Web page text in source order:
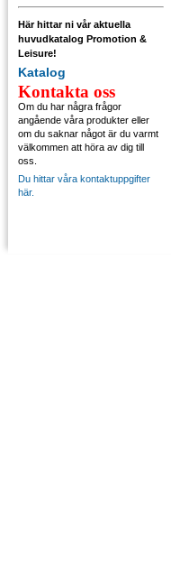
Här hittar ni vår aktuella
huvudkatalog Promotion &
Leisure!
Katalog
Kontakta oss
Om du har några frågor
angående våra produkter eller
om du saknar något är du varmt
välkommen att höra av dig till
oss.
Du hittar våra kontaktuppgifter
här.